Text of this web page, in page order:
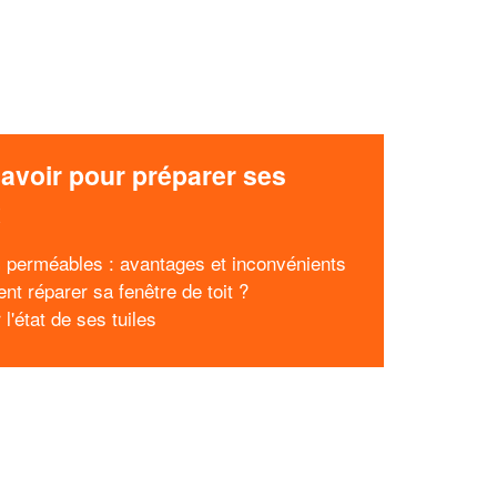
pour préparer ses
perméables : avantages et inconvénients
réparer sa fenêtre de toit ?
l'état de ses tuiles